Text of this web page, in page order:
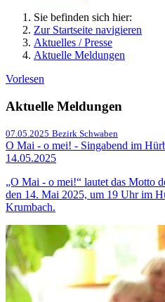
Sie befinden sich hier:
Zur Startseite navigieren
Aktuelles / Presse
Aktuelle Meldungen
Vorlesen
Aktuelle Meldungen
07.05.2025 Bezirk Schwaben
O Mai - o mei! - Singabend im
14.05.2025
„O Mai - o mei!“ lautet das Motto
den 14. Mai 2025, um 19 Uhr im
Krumbach.